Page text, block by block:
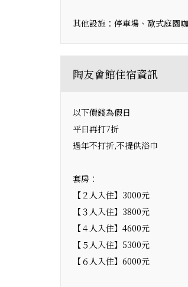
其他設施：停車場、歐式庭園
陶友會館住宿資訊
以下價錢為假日
平日再打7折
過年不打折,不提供浴巾
套房：
【２人入住】3000元
【３人入住】3800元
【４人入住】4600元
【５人入住】5300元
【６人入住】6000元